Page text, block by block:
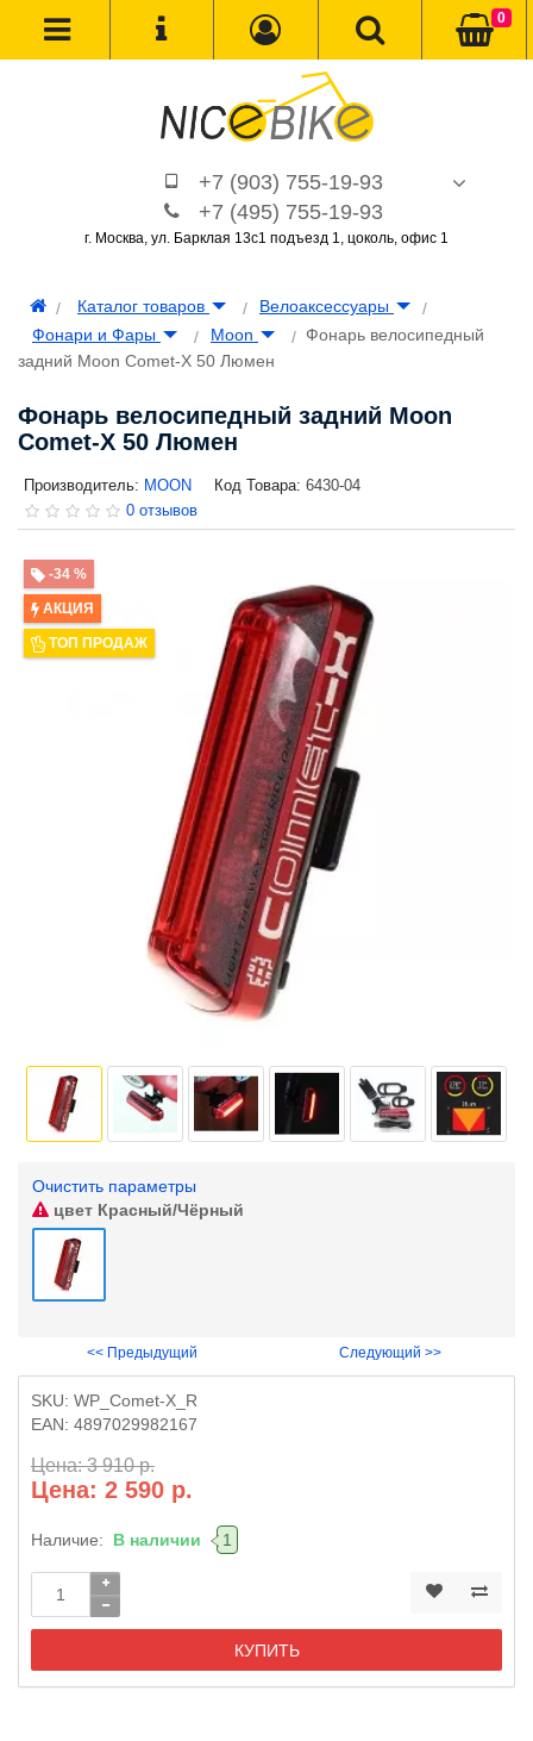
+7 (903) 755-19-93
+7 (495) 755-19-93
г. Москва, ул. Барклая 13с1 подъезд 1, цоколь, офис 1
0
Каталог товаров
Велоаксессуары
Фонари и Фары
Moon
Фонарь велосипедный
задний Moon Comet-X 50 Люмен
Фонарь велосипедный задний Moon
Comet-X 50 Люмен
Производитель: MOON Код Товара: 6430-04
0 отзывов
-34 %
АКЦИЯ
ТОП ПРОДАЖ
Очистить параметры
цвет Красный/Чёрный
<< Предыдущий Следующий >>
SKU: WP_Comet-X_R
EAN: 4897029982167
Цена: 3 910 р.
Цена: 2 590 р.
Наличие: В наличии 1
КУПИТЬ